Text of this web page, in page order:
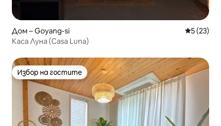
Дом – Goyang-si Средна
5 (23)
Каса Луна (Casa Luna)
Избор на гостите
Избор на гостите